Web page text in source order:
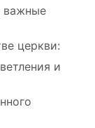
важные
церкви:
и